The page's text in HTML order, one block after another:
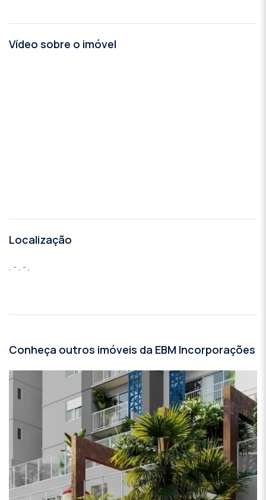
Vídeo sobre o imóvel
Localização
, - , - ,
Conheça outros imóveis da EBM Incorporações